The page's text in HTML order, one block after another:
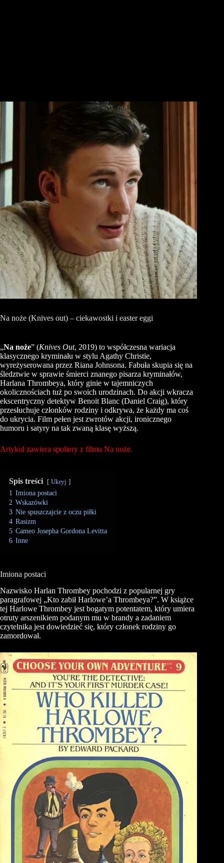
Na noże (Knives out) – ciekawostki i easter eggi
„Na noże” (Knives Out, 2019) to współczesna wariacja
klasycznego kryminału w stylu Agathy Christie,
wyreżyserowana przez Riana Johnsona. Fabuła skupia się na
śledztwie w sprawie śmierci znanego pisarza kryminałów,
Harlana Thrombeya, który ginie w tajemniczych
okolicznościach tuż po swoich urodzinach. Do akcji wkracza
ekscentryczny detektyw Benoit Blanc (Daniel Craig), który
przesłuchuje członków rodziny i odkrywa, że każdy ma coś
do ukrycia. Film pełen jest zwrotów akcji, ironicznego
humoru i satyry na tak zwaną klasę wyższą.
Artykuł zawiera spoliery z filmu Na noże.
Spis treści Ukryj
1 Imiona postaci
2 Wskazówki
3 Nie spuszczajcie z oczu piłki
4 Rasizm
5 Cameo Josepha Gordona Levitta
6 Inne
Imiona postaci
Nazwisko Harlan Thrombey pochodzi z popularnej gry
paragrafowej „Kto zabił Harlowe’a Thrombeya?”. W książce
tej Harlowe Thrombey jest bogatym potentatem, który umiera
otruty arszenikiem podanym mu w brandy a zadaniem
czytelnika jest dowiedzieć się, który członek rodziny go
zamordował.